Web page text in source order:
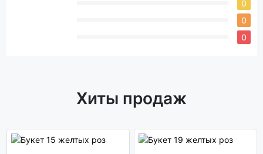
0
0
0
Хиты продаж